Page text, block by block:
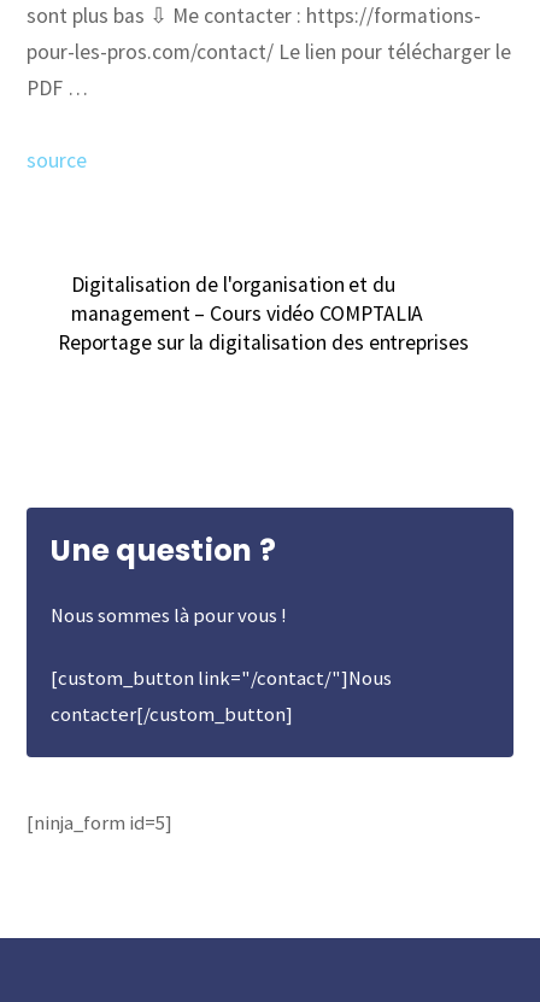
sont plus bas ⇩ Me contacter : https://formations-
pour-les-pros.com/contact/ Le lien pour télécharger le
PDF …
source
Digitalisation de l'organisation et du
management – Cours vidéo COMPTALIA
Reportage sur la digitalisation des entreprises
Une question ?
Nous sommes là pour vous !
[custom_button link="/contact/"]Nous
contacter[/custom_button]
[ninja_form id=5]